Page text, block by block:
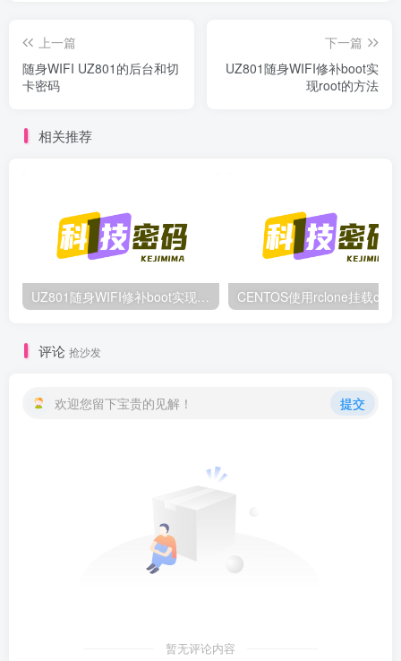
上一篇
随身WIFI UZ801的后台和切
卡密码
下一篇
UZ801随身WIFI修补boot实
现root的方法
相关推荐
UZ801随身WIFI修补boot实现root的方法
评论 抢沙发
欢迎您留下宝贵的见解！ 提交
暂无评论内容